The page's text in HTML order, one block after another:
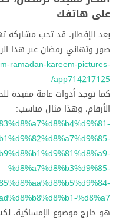
على هاتفك
بعد الإفطار، قد تحب
صور وتهاني رمضان عبر هذا
ramadan-kareem-pictures-
app714217125/
كما توجد أدوات عامة مفيدة
الأرقام، وهذا مثال مناسب:
%d8%a7%d8%b3%d9%85-
%d8%a7/
هو خارج موضوع الإمساكية،